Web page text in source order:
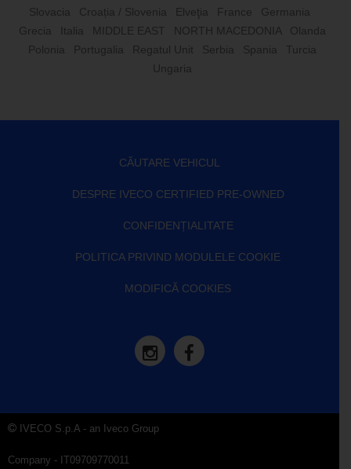
Slovacia
Croația / Slovenia Elveţia France
Germania
Grecia
Italia MIDDLE EAST NORTH MACEDONIA
Olanda
Polonia
Portugalia Regatul Unit Serbia Spania
Turcia
Ungaria
CĂUTARE VEHICUL
DESPRE IVECO CERTIFIED PRE-OWNED
CONFIDENȚIALITATE
POLITICA PRIVIND MODULELE COOKIE
MODIFICĂ COOKIES
IVECO S.p.A - an Iveco Group
Company - IT09709770011